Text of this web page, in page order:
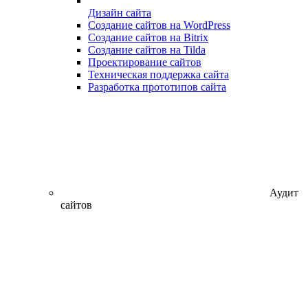
Дизайн сайта
Создание сайтов на WordPress
Создание сайтов на Bitrix
Создание сайтов на Tilda
Проектирование сайтов
Техническая поддержка сайта
Разработка прототипов сайта
Аудит
сайтов